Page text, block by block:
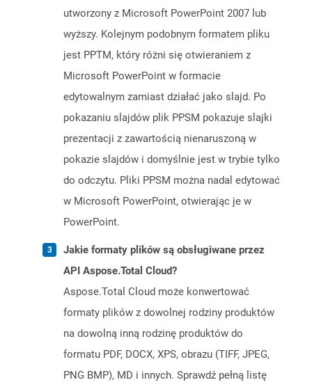
utworzony z Microsoft PowerPoint 2007 lub
wyższy. Kolejnym podobnym formatem pliku
jest PPTM, który różni się otwieraniem z
Microsoft PowerPoint w formacie
edytowalnym zamiast działać jako slajd. Po
pokazaniu slajdów plik PPSM pokazuje slajki
prezentacji z zawartością nienaruszoną w
pokazie slajdów i domyślnie jest w trybie tylko
do odczytu. Pliki PPSM można nadal edytować
w Microsoft PowerPoint, otwierając je w
PowerPoint.
Jakie formaty plików są obsługiwane przez
API Aspose.Total Cloud?
Aspose.Total Cloud może konwertować
formaty plików z dowolnej rodziny produktów
na dowolną inną rodzinę produktów do
formatu PDF, DOCX, XPS, obrazu (TIFF, JPEG,
PNG BMP), MD i innych. Sprawdź pełną listę